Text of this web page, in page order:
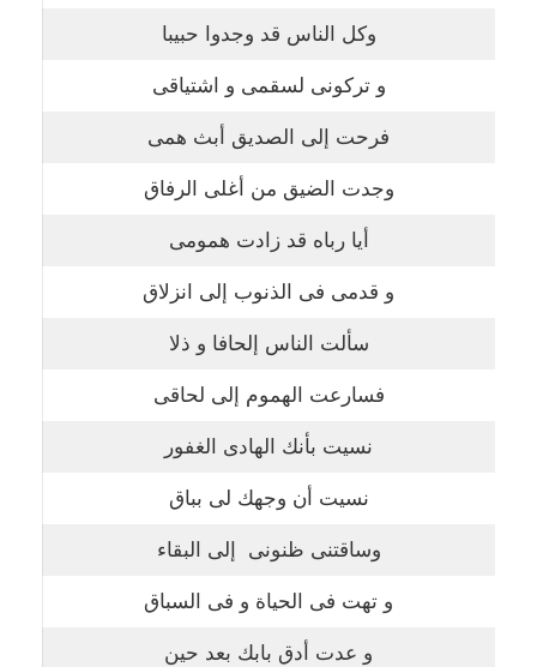
وكل الناس قد وجدوا حبيبا
و تركونى لسقمى و اشتياقى
فرحت إلى الصديق أبث همى
وجدت الضيق من أغلى الرفاق
أيا رباه قد زادت همومى
و قدمى فى الذنوب إلى انزلاق
سألت الناس إلحافا و ذلا
فسارعت الهموم إلى لحاقى
نسيت بأنك الهادى الغفور
نسيت أن وجهك لى بباق
وساقتنى ظنونى إلى البقاء
و تهت فى الحياة و فى السباق
و عدت أدق بابك بعد حين